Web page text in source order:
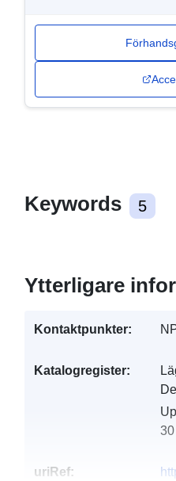
Keywords 5
Ytterligare
Kontaktpunkter:
Katalogregister:
uriRef: